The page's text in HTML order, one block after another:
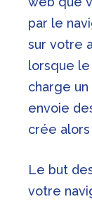
par le
sur votre
lorsque le
charge
envoie
crée
Le but
votre